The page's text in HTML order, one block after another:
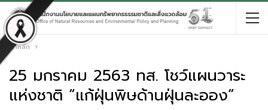
หน้าหลัก
25 มกราคม 2563 ทส. โชว์แผนวาระ
แห่งชาติ “แก้ฝุ่นพิษด้านฝุ่นละออง”